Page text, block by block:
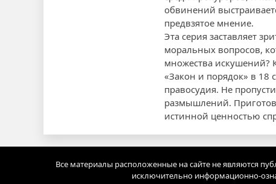
обвинений
предвзятое мнение.
Эта серия заставляет
моральных вопросов,
множества искушений?
«Закон и порядок» в 18
правосудия. Не
размышлений.
истинной ценностью
Все материалы расположенные на сайте не являются
исключительно информационно-